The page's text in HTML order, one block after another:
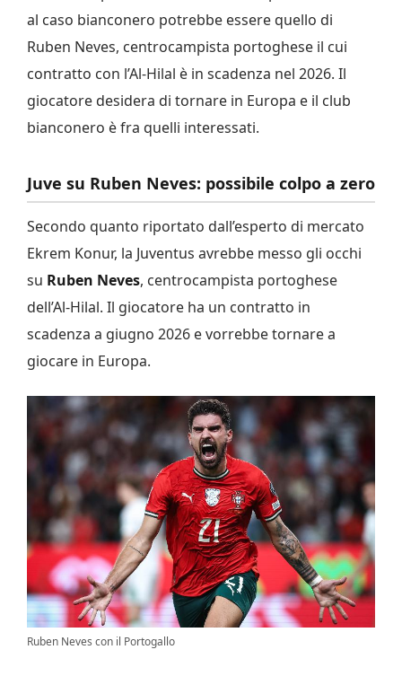
al caso bianconero potrebbe essere quello di
Ruben Neves, centrocampista portoghese il cui
contratto con l’Al-Hilal è in scadenza nel 2026. Il
giocatore desidera di tornare in Europa e il club
bianconero è fra quelli interessati.
Juve su Ruben Neves: possibile colpo a zero
Secondo quanto riportato dall’esperto di mercato
Ekrem Konur, la Juventus avrebbe messo gli occhi
su Ruben Neves, centrocampista portoghese
dell’Al-Hilal. Il giocatore ha un contratto in
scadenza a giugno 2026 e vorrebbe tornare a
giocare in Europa.
Ruben Neves con il Portogallo